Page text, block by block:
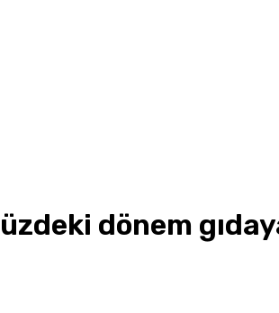
dönem